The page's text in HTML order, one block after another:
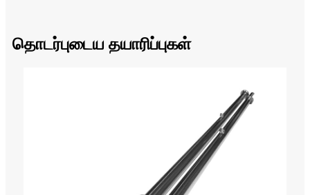
தொடர்புடைய தயாரிப்புகள்